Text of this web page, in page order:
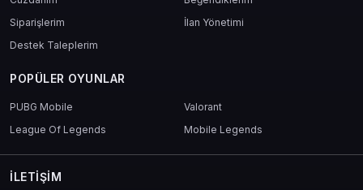
Siparişlerim
İlan Yönetimi
Destek Taleplerim
POPÜLER OYUNLAR
PUBG Mobile
Valorant
League Of Legends
Mobile Legends
İLETIŞIM